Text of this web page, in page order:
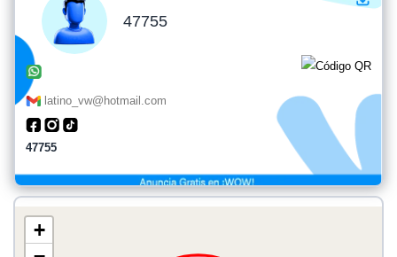
47755
latino_vw@hotmail.com
47755
+